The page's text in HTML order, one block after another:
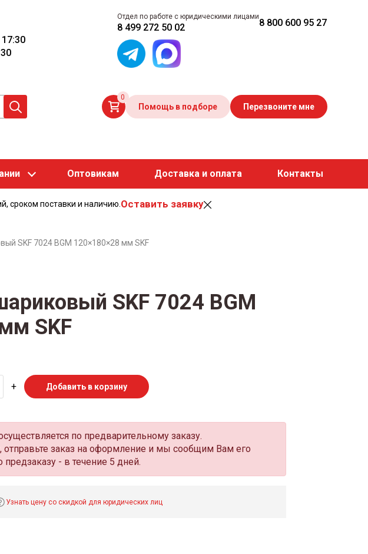
Отдел по работе с юридическими лицами
8 499 272 50 02 8 800 600 95 27
0
Помощь в подборе Перезвоните мне
Оптовикам Доставка и оплата Контакты
сроком поставки и наличию. Оставить заявку
SKF 7024 BGM 120×180×28 мм SKF
SKF 7024 BGM
SKF
+ Добавить в корзину
по предварительному заказу.
отправьте заказ на оформление и мы сообщим Вам его
- в течение 5 дней.
Узнать цену со скидкой для юридических лиц